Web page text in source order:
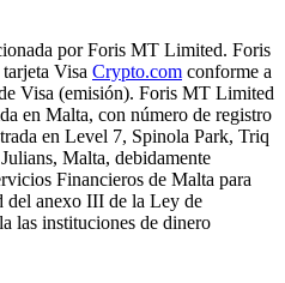
por Foris MT Limited. Foris
Visa Crypto.com conforme a
Visa (emisión). Foris MT Limited
en Malta, con número de registro
en Level 7, Spinola Park, Triq
Malta, debidamente
Financieros de Malta para
del anexo III de la Ley de
las instituciones de dinero